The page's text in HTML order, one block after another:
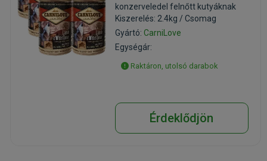
konzerveledel felnőtt kutyáknak
Kiszerelés: 2.4kg / Csomag
Gyártó: CarniLove
Egységár:
Raktáron, utolsó darabok
Érdeklődjön